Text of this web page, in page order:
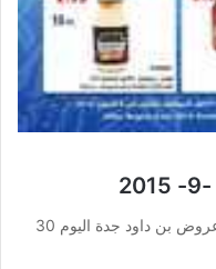
عروض بن داود جدة اليوم 30 -9- 2015 عروض بن داود جدة اليوم 30